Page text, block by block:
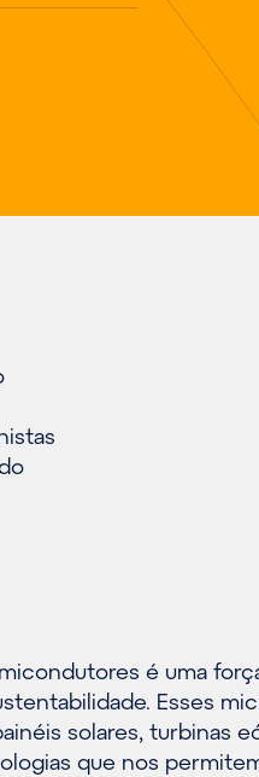
é uma
Esses
solares, turbinas
que nos